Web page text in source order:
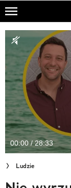
Skip
main
content
NATIONAL
TRAVELER
PODCASTY
Sklep
Newsletter
Cuda Polski
Wielki Konkurs
00:00 / 28:33
Ludzie